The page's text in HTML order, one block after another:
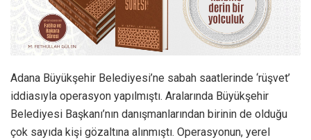
Adana Büyükşehir Belediyesi’ne sabah saatlerinde ‘rüşvet’
iddiasıyla operasyon yapılmıştı. Aralarında Büyükşehir
Belediyesi Başkanı’nın danışmanlarından birinin de olduğu
çok sayıda kişi gözaltına alınmıştı. Operasyonun, yerel